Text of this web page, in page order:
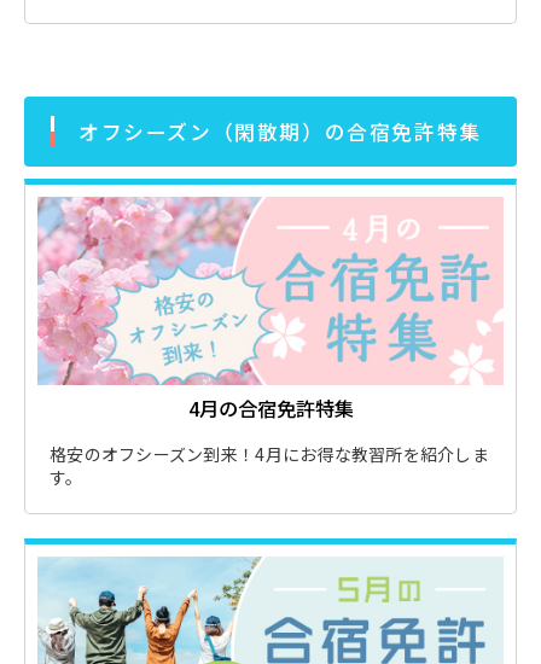
オフシーズン（閑散期）の合宿免許特集
4月の合宿免許特集
格安のオフシーズン到来！4月にお得な教習所を紹介しま
す。